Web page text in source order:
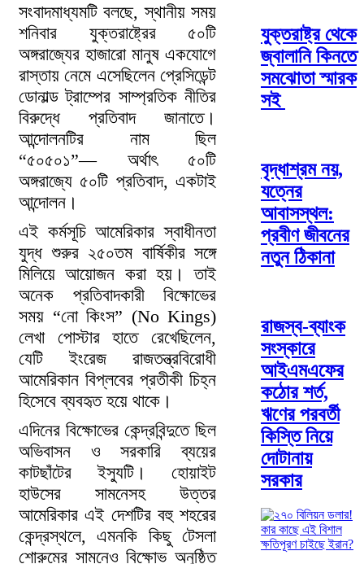
সংবাদমাধ্যমটি বলছে, স্থানীয় সময়
শনিবার যুক্তরাষ্ট্রের ৫০টি
অঙ্গরাজ্যের হাজারো মানুষ একযোগে
রাস্তায় নেমে এসেছিলেন প্রেসিডেন্ট
ডোনাল্ড ট্রাম্পের সাম্প্রতিক নীতির
বিরুদ্ধে প্রতিবাদ জানাতে।
আন্দোলনটির নাম ছিল
“৫০৫০১”— অর্থাৎ ৫০টি
অঙ্গরাজ্যে ৫০টি প্রতিবাদ, একটাই
আন্দোলন।
এই কর্মসূচি আমেরিকার স্বাধীনতা
যুদ্ধ শুরুর ২৫০তম বার্ষিকীর সঙ্গে
মিলিয়ে আয়োজন করা হয়। তাই
অনেক প্রতিবাদকারী বিক্ষোভের
সময় “নো কিংস” (No Kings)
লেখা পোস্টার হাতে রেখেছিলেন,
যেটি ইংরেজ রাজতন্ত্রবিরোধী
আমেরিকান বিপ্লবের প্রতীকী চিহ্ন
হিসেবে ব্যবহৃত হয়ে থাকে।
এদিনের বিক্ষোভের কেন্দ্রবিন্দুতে ছিল
অভিবাসন ও সরকারি ব্যয়ের
কাটছাঁটের ইস্যুটি। হোয়াইট
হাউসের সামনেসহ উত্তর
আমেরিকার এই দেশটির বহু শহরের
কেন্দ্রস্থলে, এমনকি কিছু টেসলা
শোরুমের সামনেও বিক্ষোভ অনুষ্ঠিত
যুক্তরাষ্ট্র থেকে
জ্বালানি কিনতে
সমঝোতা স্মারক
সই
বৃদ্ধাশ্রম নয়,
যত্নের
আবাসস্থল:
প্রবীণ জীবনের
নতুন ঠিকানা
রাজস্ব-ব্যাংক
সংস্কারে
আইএমএফের
কঠোর শর্ত,
ঋণের পরবর্তী
কিস্তি নিয়ে
দোটানায়
সরকার